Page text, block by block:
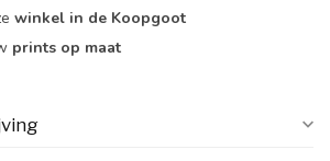
winkel in de Koopgoot
prints op maat